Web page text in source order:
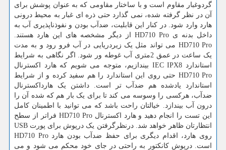
گردوغبار مقاوم است و با ساختار مقاومی که به عنوان پوشش برای
آن در نظر گرفته شده، نمی گذارد حتی ذره ای غبار به محیط درونی
هارد وارد شود. در کنار این قابلیت، ضدآب بودن و نفوذناپذیری آب به
داخل بدنه ی HD710 Pro از دیگر مشخصه های این هارد هستند.
HD710 Pro می تواند مثل یک زیردریایی در آب فرو رود و به مدت
یک ساعت در عمق 2متری آب غوطه ور شود. اگر نگاهی به شرایط
استاندارد IEC IPX8 بیندازیم، متوجه می شویم که هارد اکسترنال
HD710 Pro حتی روی این استاندارد را هم سفید کرده و از شرایط
استاندارد یادشده هم ضدآب تر است. داشتن یک هارداکسترنال
ضدآب، هرکسی را وسوسه می کند تا برای یک بار هم که شده آن را
درون آب بیندازد. خیالتان راحت باشد که می توانید با اطمینان کامل
این تست را انجام دهید و هارد اکسترنال HD710 Pro فراتر از سطح
انتظارتان ظاهر خواهد شد. درنظرگرفتن یک درپوش برای پورت USB
روی هارد، اقدام دیگری برای حفظ ضدآب بودن هارد HD710 Pro
است. درپوش کانکتور به راحتی در جای خود محکم می شود و می